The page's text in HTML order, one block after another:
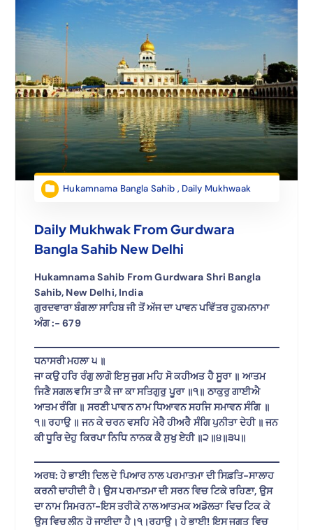
Hukamnama Bangla Sahib , Daily Mukhwaak
Daily Mukhwak From Gurdwara
Bangla Sahib New Delhi
Hukamnama Sahib From Gurdwara Shri Bangla
Sahib, New Delhi, India
ਗੁਰਦਵਾਰਾ ਬੰਗਲਾ ਸਾਹਿਬ ਜੀ ਤੋਂ ਅੱਜ ਦਾ ਪਾਵਨ ਪਵਿੱਤਰ ਹੁਕਮਨਾਮਾ
ਅੰਗ :- 679
ਧਨਾਸਰੀ ਮਹਲਾ ੫ ॥
ਜਾ ਕਉ ਹਰਿ ਰੰਗੁ ਲਾਗੋ ਇਸੁ ਜੁਗ ਮਹਿ ਸੋ ਕਹੀਅਤ ਹੈ ਸੂਰਾ ॥ ਆਤਮ
ਜਿਣੈ ਸਗਲ ਵਸਿ ਤਾ ਕੈ ਜਾ ਕਾ ਸਤਿਗੁਰੁ ਪੂਰਾ ॥੧॥ ਠਾਕੁਰੁ ਗਾਈਐ
ਆਤਮ ਰੰਗਿ ॥ ਸਰਣੀ ਪਾਵਨ ਨਾਮ ਧਿਆਵਨ ਸਹਜਿ ਸਮਾਵਨ ਸੰਗਿ ॥
੧॥ ਰਹਾਉ ॥ ਜਨ ਕੇ ਚਰਨ ਵਸਹਿ ਮੇਰੈ ਹੀਅਰੈ ਸੰਗਿ ਪੁਨੀਤਾ ਦੇਹੀ ॥ ਜਨ
ਕੀ ਧੂਰਿ ਦੇਹੁ ਕਿਰਪਾ ਨਿਧਿ ਨਾਨਕ ਕੈ ਸੁਖੁ ਏਹੀ ॥੨॥੪॥੩੫॥
ਅਰਥ: ਹੇ ਭਾਈ! ਦਿਲ ਦੇ ਪਿਆਰ ਨਾਲ ਪਰਮਾਤਮਾ ਦੀ ਸਿਫ਼ਤਿ-ਸਾਲਾਹ
ਕਰਨੀ ਚਾਹੀਦੀ ਹੈ। ਉਸ ਪਰਮਾਤਮਾ ਦੀ ਸਰਨ ਵਿਚ ਟਿਕੇ ਰਹਿਣਾ, ਉਸ
ਦਾ ਨਾਮ ਸਿਮਰਨਾ-ਇਸ ਤਰੀਕੇ ਨਾਲ ਆਤਮਕ ਅਡੋਲਤਾ ਵਿਚ ਟਿਕ ਕੇ
ਉਸ ਵਿਚ ਲੀਨ ਹੋ ਜਾਈਦਾ ਹੈ।੧।ਰਹਾਉ। ਹੇ ਭਾਈ! ਇਸ ਜਗਤ ਵਿਚ